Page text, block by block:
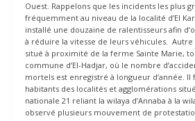
Ouest. Rappelons que les incidents les plus
fréquemment au niveau de la localité d’El
installé une douzaine de ralentisseurs afin
à réduire la vitesse de leurs véhicules.
situé à proximité de la ferme Sainte Marie,
commune d’El-Hadjar, où le nombre
mortels est enregistré à longueur d’année. Il
habitants des localités et agglomérations
nationale 21 reliant la wilaya d’Annaba à la
observé plusieurs mouvement de